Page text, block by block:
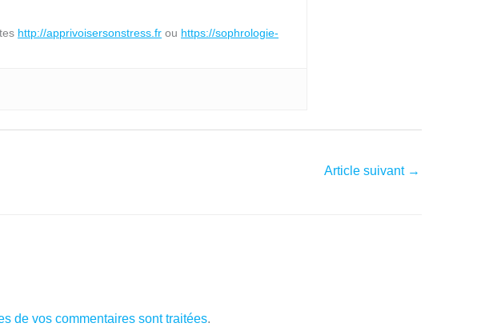
http://apprivoisersonstress.fr ou https://sophrologie-
Article suivant →
de vos commentaires sont traitées.